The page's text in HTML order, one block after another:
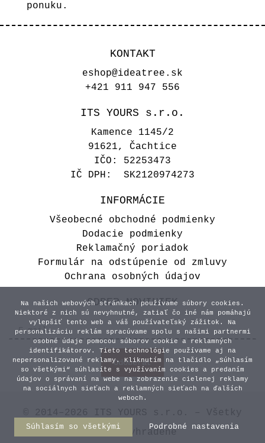
ponuku.
KONTAKT
eshop@ideatree.sk
+421 911 947 556
ITS YOURS s.r.o.
Kamence 1145/2
91621, Čachtice
IČO: 52253473
IČ DPH: SK2120974273
INFORMÁCIE
Všeobecné obchodné podmienky
Dodacie podmienky
Reklamačný poriadok
Formulár na odstúpenie od zmluvy
Ochrana osobných údajov
ODBER NOVINIEK
práva vyhradené
Na našich webových stránkach používame súbory cookies.
Niektoré z nich sú nevyhnutné, zatiaľ čo iné nám pomáhajú
vylepšiť tento web a váš používateľský zážitok. Na
personalizáciu reklám spracúvame spolu s našimi partnermi
osobné údaje pomocou súborov cookie a reklamných
identifikátorov. Tieto technológie používame aj na
nepersonalizované reklamy. Kliknutím na tlačidlo „Súhlasím
so všetkými“ súhlasíte s využívaním cookies a predaním
údajov o správaní na webe na zobrazenie cielenej reklamy
na sociálnych sieťach a reklamných sieťach na ďalších
weboch.
Súhlasím so všetkými Podrobné nastavenia